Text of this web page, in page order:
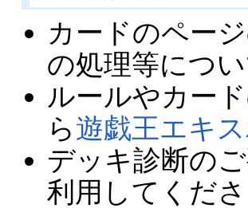
カードのペー
の処理等につ
ルールやカー
ら遊戯王エキ
デッキ診断の
利用してくださ